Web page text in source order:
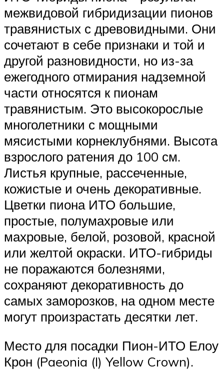
межвидовой гибридизации пионов
травянистых с древовидными. Они
сочетают в себе признаки и той и
другой разновидности, но из-за
ежегодного отмирания надземной
части относятся к пионам
травянистым. Это высокорослые
многолетники с мощными
мясистыми корнеклубнями. Высота
взрослого ратения до 100 см.
Листья крупные, рассеченные,
кожистые и очень декоративные.
Цветки пиона ИТО большие,
простые, полумахровые или
махровые, белой, розовой, красной
или желтой окраски. ИТО-гибриды
не поражаются болезнями,
сохраняют декоративность до
самых заморозков, на одном месте
могут произрастать десятки лет.
Место для посадки Пион-ИТО Елоу
Крон (Paeonia (I) Yellow Crown).